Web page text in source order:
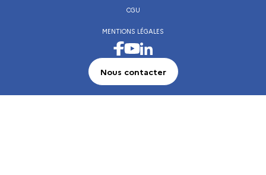
CGU
MENTIONS LÉGALES
Visiter la page Facebook de l’Institut français
Visiter la page Youtube de l’Institut français
Visiter la page LinkedIn de l’Institut
Nous contacter